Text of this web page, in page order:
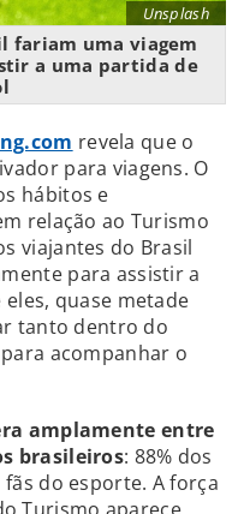
Unsplash
fariam uma viagem
a uma partida de
revela que o
para viagens. O
hábitos e
relação ao Turismo
viajantes do Brasil
para assistir a
quase metade
tanto dentro do
acompanhar o
amplamente entre
brasileiros: 88% dos
do esporte. A força
Turismo aparece